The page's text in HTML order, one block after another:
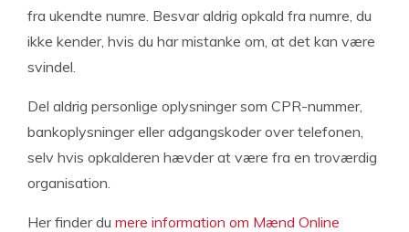
fra ukendte numre. Besvar aldrig opkald fra numre, du
ikke kender, hvis du har mistanke om, at det kan være
svindel.
Del aldrig personlige oplysninger som CPR-nummer,
bankoplysninger eller adgangskoder over telefonen,
selv hvis opkalderen hævder at være fra en troværdig
organisation.
Her finder du mere information om Mænd Online